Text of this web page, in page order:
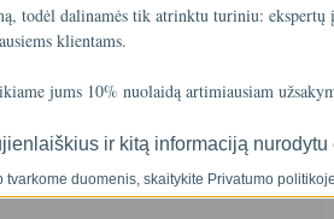
todėl dalinamės tik atrinktu turiniu:
klientams.
jums 10% nuolaidą artimiausiam
ir kitą informaciją
tvarkome duomenis, skaitykite Privatumo